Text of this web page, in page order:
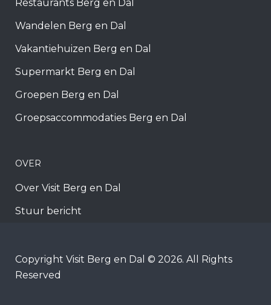
Restaurants Berg en Dal
Wandelen Berg en Dal
Vakantiehuizen Berg en Dal
Supermarkt Berg en Dal
Groepen Berg en Dal
Groepsaccommodaties Berg en Dal
OVER
Over Visit Berg en Dal
Stuur bericht
Copyright Visit Berg en Dal © 2026. All Rights
Reserved